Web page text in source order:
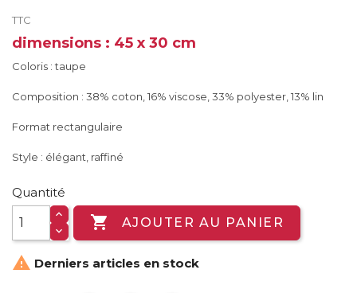
TTC
dimensions : 45 x 30 cm
Coloris : taupe
Composition : 38% coton, 16% viscose, 33% polyester, 13% lin
Format rectangulaire
Style : élégant, raffiné
Quantité
 AJOUTER AU PANIER
 Derniers articles en stock